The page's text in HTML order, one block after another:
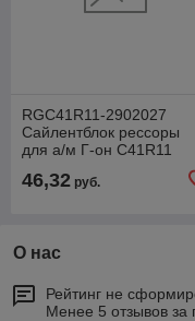
RGC41R11-2902027
Сайлентблок рессоры
для а/м Г-он C41R11
NEXT, Г-ель A21R23
Г-3302 Бизнес (2 ш
46,32 руб.
О нас
Рейтинг не
Менее 5 отзывов за